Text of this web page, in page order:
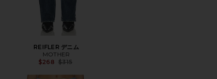
REIFLER デニム
MOTHER
$268 Previous price:
$315